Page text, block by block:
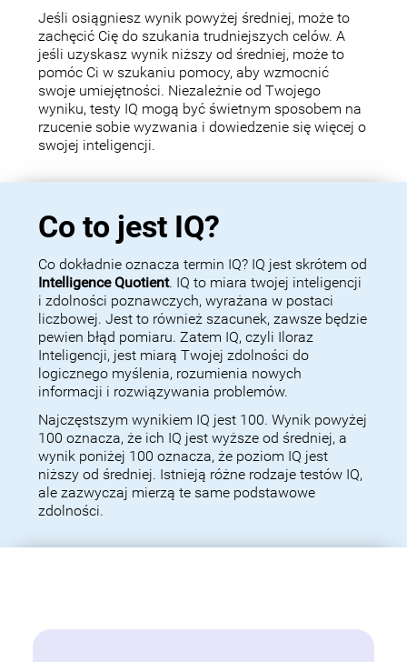
Jeśli osiągniesz wynik powyżej średniej, może to
zachęcić Cię do szukania trudniejszych celów. A
jeśli uzyskasz wynik niższy od średniej, może to
pomóc Ci w szukaniu pomocy, aby wzmocnić
swoje umiejętności. Niezależnie od Twojego
wyniku, testy IQ mogą być świetnym sposobem na
rzucenie sobie wyzwania i dowiedzenie się więcej o
swojej inteligencji.
Co to jest IQ?
Co dokładnie oznacza termin IQ? IQ jest skrótem od
Intelligence Quotient. IQ to miara twojej inteligencji
i zdolności poznawczych, wyrażana w postaci
liczbowej. Jest to również szacunek, zawsze będzie
pewien błąd pomiaru. Zatem IQ, czyli Iloraz
Inteligencji, jest miarą Twojej zdolności do
logicznego myślenia, rozumienia nowych
informacji i rozwiązywania problemów.
Najczęstszym wynikiem IQ jest 100. Wynik powyżej
100 oznacza, że ich IQ jest wyższe od średniej, a
wynik poniżej 100 oznacza, że poziom IQ jest
niższy od średniej. Istnieją różne rodzaje testów IQ,
ale zazwyczaj mierzą te same podstawowe
zdolności.